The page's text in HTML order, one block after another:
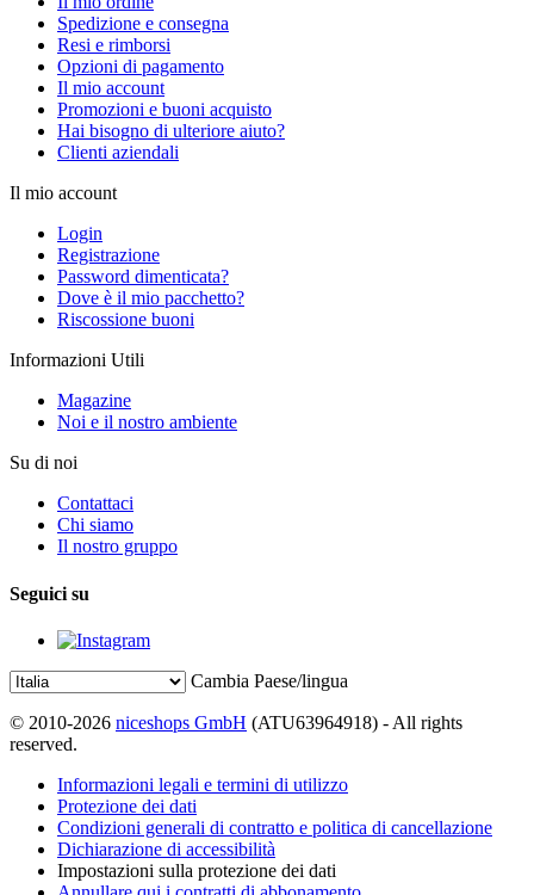
Spedizione e consegna
Resi e rimborsi
Opzioni di pagamento
Il mio account
Promozioni e buoni acquisto
Hai bisogno di ulteriore aiuto?
Clienti aziendali
Il mio account
Login
Registrazione
Password dimenticata?
Dove è il mio pacchetto?
Riscossione buoni
Informazioni Utili
Magazine
Noi e il nostro ambiente
Su di noi
Contattaci
Chi siamo
Il nostro gruppo
Seguici su
Cambia Paese/lingua
© 2010-2026 niceshops GmbH (ATU63964918) - All rights
reserved.
Informazioni legali e termini di utilizzo
Protezione dei dati
Condizioni generali di contratto e politica di cancellazione
Dichiarazione di accessibilità
Impostazioni sulla protezione dei dati